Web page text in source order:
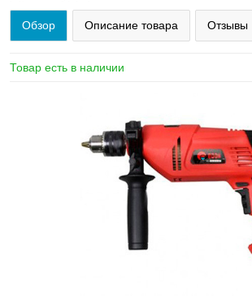
Обзор Описание товара Отзывы
Товар есть в наличии